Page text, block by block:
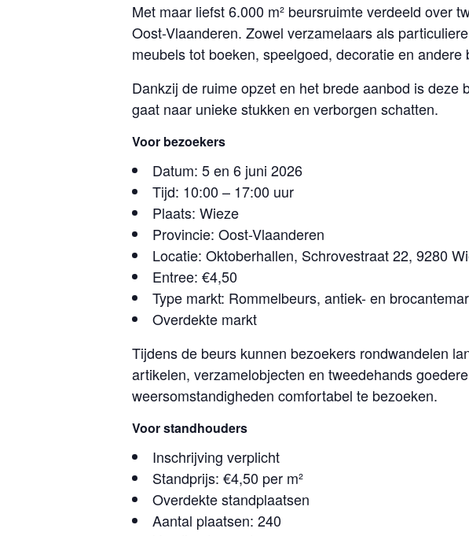
Met maar liefst 6.000 m² beursruimte verdeeld over
Oost-Vlaanderen. Zowel verzamelaars als
meubels tot boeken, speelgoed, decoratie en andere
Dankzij de ruime opzet en het brede aanbod is
gaat naar unieke stukken en verborgen schatten.
Voor bezoekers
Datum: 5 en 6 juni 2026
Tijd: 10:00 – 17:00 uur
Plaats: Wieze
Provincie: Oost-Vlaanderen
Locatie: Oktoberhallen, Schrovestraat 22, 9280
Entree: €4,50
Type markt: Rommelbeurs, antiek- en
Overdekte markt
Tijdens de beurs kunnen bezoekers rondwandelen
artikelen, verzamelobjecten en tweedehands
weersomstandigheden comfortabel te bezoeken.
Voor standhouders
Inschrijving verplicht
Standprijs: €4,50 per m²
Overdekte standplaatsen
Aantal plaatsen: 240